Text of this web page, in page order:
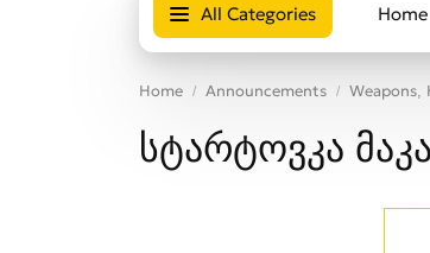
All Categories Home
Home Announcements Weapons,
სტარტოვკა